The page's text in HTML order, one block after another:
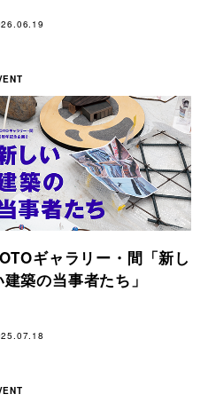
ギャラリー・間「新し
建築の当事者たち」